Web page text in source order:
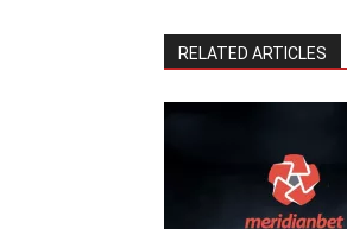
RELATED ARTICLES